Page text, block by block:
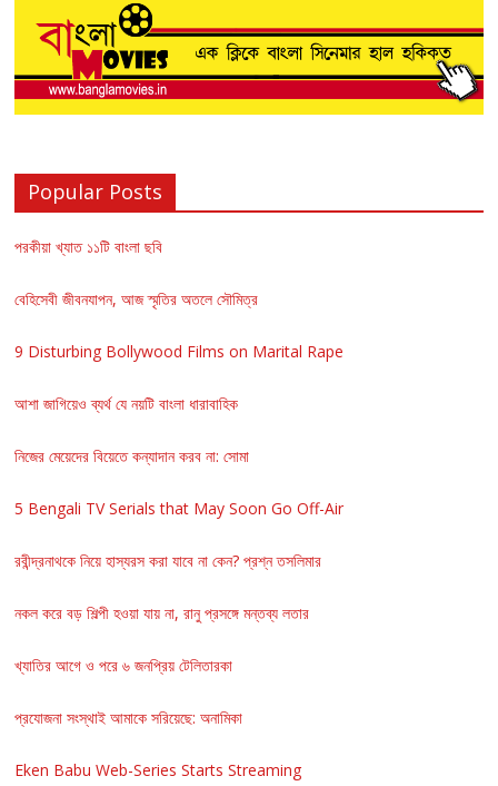
Popular Posts
পরকীয়া খ্যাত ১১টি বাংলা ছবি
বেহিসেবী জীবনযাপন, আজ স্মৃতির অতলে সৌমিত্র
9 Disturbing Bollywood Films on Marital Rape
আশা জাগিয়েও ব্যর্থ যে নয়টি বাংলা ধারাবাহিক
নিজের মেয়েদের বিয়েতে কন্যাদান করব না: সোমা
5 Bengali TV Serials that May Soon Go Off-Air
রবীন্দ্রনাথকে নিয়ে হাস্যরস করা যাবে না কেন? প্রশ্ন তসলিমার
নকল করে বড় শিল্পী হওয়া যায় না, রানু প্রসঙ্গে মন্তব্য লতার
খ্যাতির আগে ও পরে ৬ জনপ্রিয় টেলিতারকা
প্রযোজনা সংস্থাই আমাকে সরিয়েছে: অনামিকা
Eken Babu Web-Series Starts Streaming